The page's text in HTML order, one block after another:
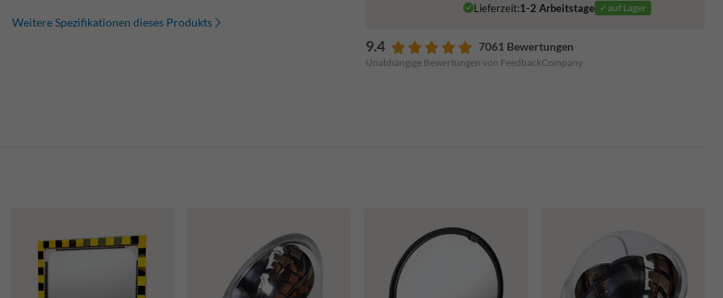
Lieferzeit:1-2 Arbeitstage ✓auf Lager
9.4 7061 Bewertungen
Unabhängige Bewertungen von FeedbackCompany
Weitere Spezifikationen dieses Produkts